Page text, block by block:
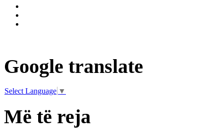
Google translate
Select Language ▼
Më të reja